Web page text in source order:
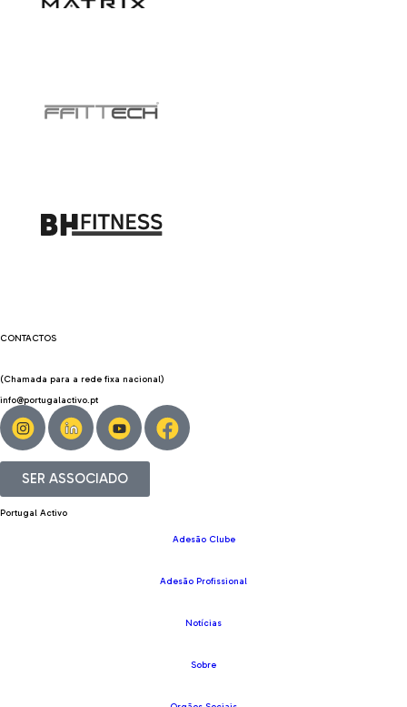
CONTACTOS
(Chamada para a rede fixa nacional)
info@portugalactivo.pt
SER ASSOCIADO
Portugal Activo
Adesão Clube
Adesão Profissional
Notícias
Sobre